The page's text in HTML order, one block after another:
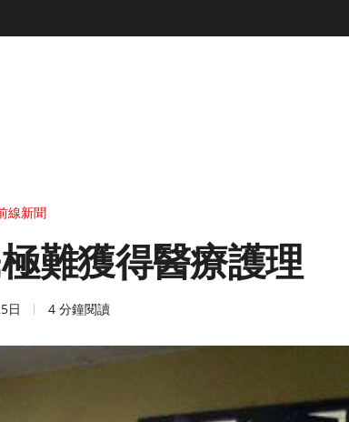
線新聞
難獲得醫療護理
日 4 分鐘閱讀